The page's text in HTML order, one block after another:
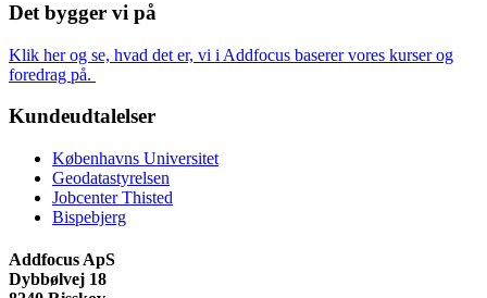
Det bygger vi på
Klik her og se, hvad det er, vi i Addfocus baserer vores kurser og
foredrag på.
Kundeudtalelser
Københavns Universitet
Geodatastyrelsen
Jobcenter Thisted
Bispebjerg
Addfocus ApS
Dybbølvej 18